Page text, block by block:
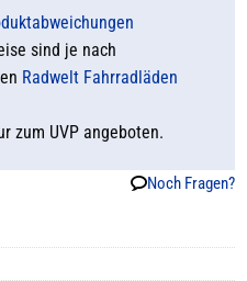
sind je nach
Radwelt Fahrradläden
zum UVP angeboten.
Noch Fragen?